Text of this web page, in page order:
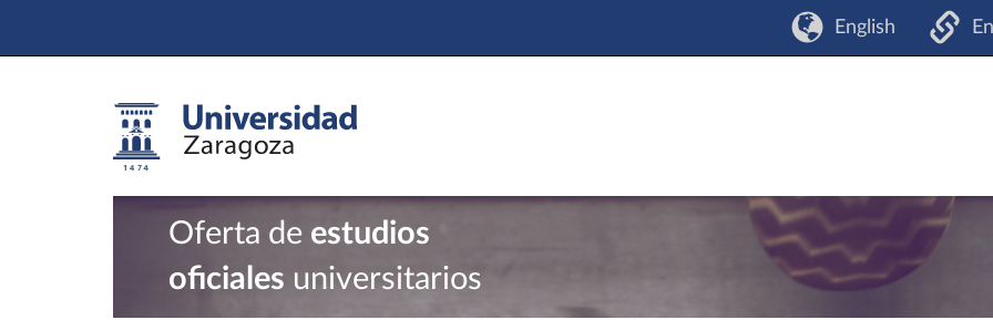
English
Oferta de estudios
oficiales universitarios